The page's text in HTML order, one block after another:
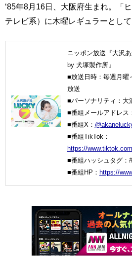
‘85年8月16日、大阪府生まれ。「
テレビ系）に木曜レギュラーとして
ニッポン放送『大沢
by 犬塚製作所』
■放送日時：毎週月曜
放送
■パーソナリティ：大
■番組メールアドレス
■番組X：
■番組TikTok：
https://
■番組ハッシュタグ：
■番組HP： https://